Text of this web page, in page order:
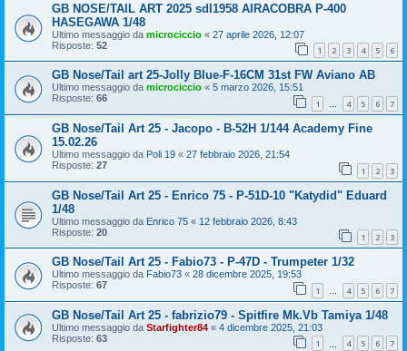
GB NOSE/TAIL ART 2025 sdl1958 AIRACOBRA P-400
HASEGAWA 1/48
Ultimo messaggio da microciccio « 27 aprile 2026, 12:07
Risposte: 52 1 2 3 4 5 6
GB Nose/Tail art 25-Jolly Blue-F-16CM 31st FW Aviano AB
Ultimo messaggio da microciccio « 5 marzo 2026, 15:51
Risposte: 66 1 … 4 5 6 7
GB Nose/Tail Art 25 - Jacopo - B-52H 1/144 Academy Fine
15.02.26
Ultimo messaggio da Poli 19 « 27 febbraio 2026, 21:54
Risposte: 27 1 2 3
GB Nose/Tail Art 25 - Enrico 75 - P-51D-10 "Katydid" Eduard
1/48
Ultimo messaggio da Enrico 75 « 12 febbraio 2026, 8:43
Risposte: 20 1 2 3
GB Nose/Tail Art 25 - Fabio73 - P-47D - Trumpeter 1/32
Ultimo messaggio da Fabio73 « 28 dicembre 2025, 19:53
Risposte: 67 1 … 4 5 6 7
GB Nose/Tail Art 25 - fabrizio79 - Spitfire Mk.Vb Tamiya 1/48
Ultimo messaggio da Starfighter84 « 4 dicembre 2025, 21:03
Risposte: 63 1 4 5 6 7